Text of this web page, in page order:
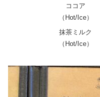
ココア
（Hot/Ice）
抹茶ミルク
（Hot/Ice）